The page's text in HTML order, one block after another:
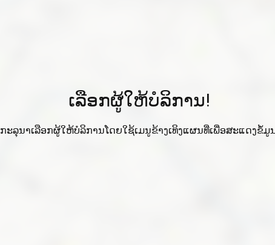
ເລືອກຜູ້ໃຫ້ບໍລິການ!
ກະລຸນາເລືອກຜູ້ໃຫ້ບໍລິການໂດຍໃຊ້ເມນູຂ້າງເທິງແຜນທີ່ເພື່ອສະແດງຂໍ້ມູ